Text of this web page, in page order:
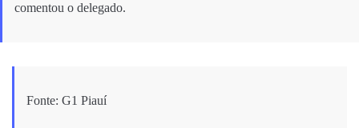
comentou o delegado.
Fonte: G1 Piauí